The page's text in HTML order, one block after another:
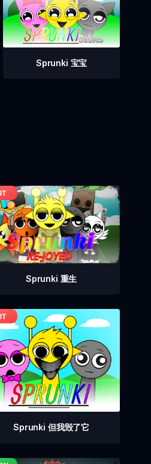
Sprunki 宝宝
Sprunki 重生
Sprunki 但我毁了它